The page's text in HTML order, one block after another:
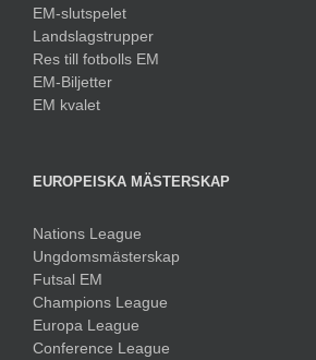
EM-slutspelet
Landslagstrupper
Res till fotbolls EM
EM-Biljetter
EM kvalet
EUROPEISKA MÄSTERSKAP
Nations League
Ungdomsmästerskap
Futsal EM
Champions League
Europa League
Conference League